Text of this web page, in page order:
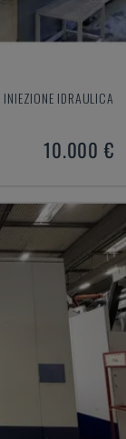
IDRAULICA
10.000 €